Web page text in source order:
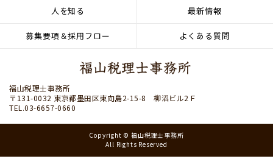
人を知る 最新情報
募集要項＆採用フロー よくある質問
福山税理士事務所
〒131-0032 東京都墨田区東向島2-15-8 柳沼ビル2Ｆ
TEL.03-6657-0660
Copyright © 福山税理士事務所
All Rights Reserved